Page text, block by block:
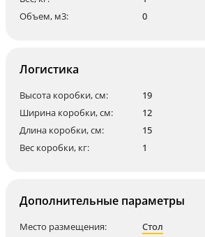
Объем, м3:
0
Логистика
Высота коробки, см:
19
Ширина коробки, см:
12
Длина коробки, см:
15
Вес коробки, кг:
1
Дополнительные параметры
Место размещения:
Стол